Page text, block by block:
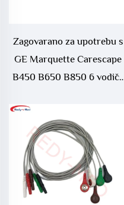
Zagovarano za upotrebu s
GE Marquette Carescape
B450 B650 B850 6 vodiča